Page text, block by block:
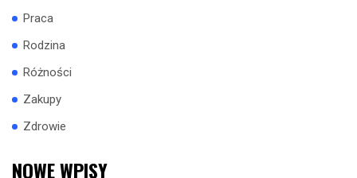
Praca
Rodzina
Różności
Zakupy
Zdrowie
NOWE WPISY